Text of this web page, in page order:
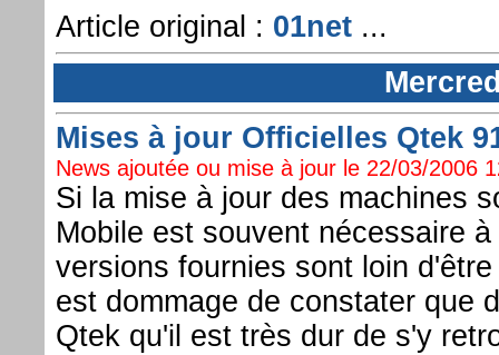
Article original : 01net ...
Mises à jour Officielles Qtek
News ajoutée ou mise à jour le 22/03/2006
Si la mise à jour des machines
Mobile est souvent nécessaire
versions fournies sont loin
est dommage de constater que
Qtek qu'il est très dur de s'y